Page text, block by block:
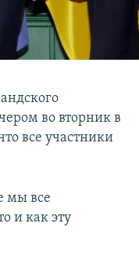
во вторник в
все участники
мы все
и как эту